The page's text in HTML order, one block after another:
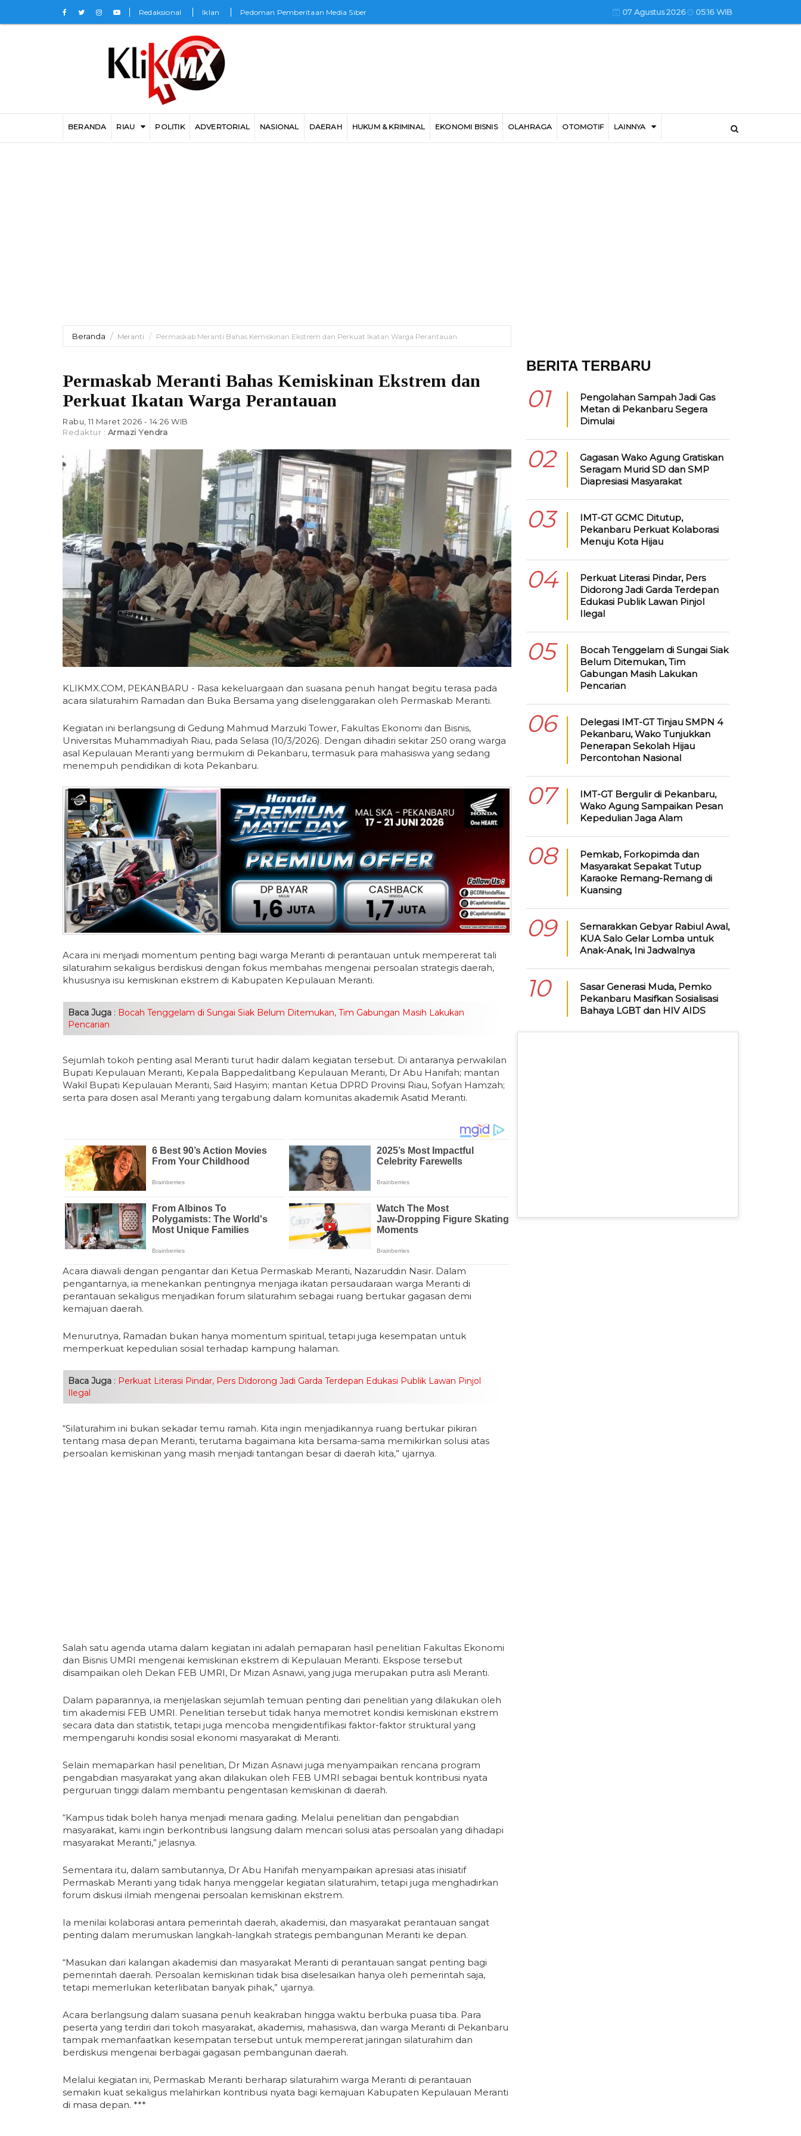
Redaksional Iklan Pedoman Pemberitaan Media Siber 07 Agustus 2026 05:16 WIB
BERANDA RIAU POLITIK ADVERTORIAL NASIONAL DAERAH HUKUM & KRIMINAL EKONOMI BISNIS OLAHRAGA OTOMOTIF LAINNYA
Beranda Meranti Permaskab Meranti Bahas Kemiskinan Ekstrem dan Perkuat Ikatan Warga Perantauan
Permaskab Meranti Bahas Kemiskinan Ekstrem dan
Perkuat Ikatan Warga Perantauan
Rabu, 11 Maret 2026 - 14:26 WIB
Redaktur : Armazi Yendra
KLIKMX.COM, PEKANBARU - Rasa kekeluargaan dan suasana penuh hangat begitu terasa pada
acara silaturahim Ramadan dan Buka Bersama yang diselenggarakan oleh Permaskab Meranti.
Kegiatan ini berlangsung di Gedung Mahmud Marzuki Tower, Fakultas Ekonomi dan Bisnis,
Universitas Muhammadiyah Riau, pada Selasa (10/3/2026). Dengan dihadiri sekitar 250 orang warga
asal Kepulauan Meranti yang bermukim di Pekanbaru, termasuk para mahasiswa yang sedang
menempuh pendidikan di kota Pekanbaru.
Acara ini menjadi momentum penting bagi warga Meranti di perantauan untuk mempererat tali
silaturahim sekaligus berdiskusi dengan fokus membahas mengenai persoalan strategis daerah,
khususnya isu kemiskinan ekstrem di Kabupaten Kepulauan Meranti.
Baca Juga : Bocah Tenggelam di Sungai Siak Belum Ditemukan, Tim Gabungan Masih Lakukan
Pencarian
Sejumlah tokoh penting asal Meranti turut hadir dalam kegiatan tersebut. Di antaranya perwakilan
Bupati Kepulauan Meranti, Kepala Bappedalitbang Kepulauan Meranti, Dr Abu Hanifah; mantan
Wakil Bupati Kepulauan Meranti, Said Hasyim; mantan Ketua DPRD Provinsi Riau, Sofyan Hamzah;
serta para dosen asal Meranti yang tergabung dalam komunitas akademik Asatid Meranti.
Acara diawali dengan pengantar dari Ketua Permaskab Meranti, Nazaruddin Nasir. Dalam
pengantarnya, ia menekankan pentingnya menjaga ikatan persaudaraan warga Meranti di
perantauan sekaligus menjadikan forum silaturahim sebagai ruang bertukar gagasan demi
kemajuan daerah.
Menurutnya, Ramadan bukan hanya momentum spiritual, tetapi juga kesempatan untuk
memperkuat kepedulian sosial terhadap kampung halaman.
Baca Juga : Perkuat Literasi Pindar, Pers Didorong Jadi Garda Terdepan Edukasi Publik Lawan Pinjol
Ilegal
“Silaturahim ini bukan sekadar temu ramah. Kita ingin menjadikannya ruang bertukar pikiran
tentang masa depan Meranti, terutama bagaimana kita bersama-sama memikirkan solusi atas
persoalan kemiskinan yang masih menjadi tantangan besar di daerah kita,” ujarnya.
Salah satu agenda utama dalam kegiatan ini adalah pemaparan hasil penelitian Fakultas Ekonomi
dan Bisnis UMRI mengenai kemiskinan ekstrem di Kepulauan Meranti. Ekspose tersebut
disampaikan oleh Dekan FEB UMRI, Dr Mizan Asnawi, yang juga merupakan putra asli Meranti.
Dalam paparannya, ia menjelaskan sejumlah temuan penting dari penelitian yang dilakukan oleh
tim akademisi FEB UMRI. Penelitian tersebut tidak hanya memotret kondisi kemiskinan ekstrem
secara data dan statistik, tetapi juga mencoba mengidentifikasi faktor-faktor struktural yang
mempengaruhi kondisi sosial ekonomi masyarakat di Meranti.
Selain memaparkan hasil penelitian, Dr Mizan Asnawi juga menyampaikan rencana program
pengabdian masyarakat yang akan dilakukan oleh FEB UMRI sebagai bentuk kontribusi nyata
perguruan tinggi dalam membantu pengentasan kemiskinan di daerah.
“Kampus tidak boleh hanya menjadi menara gading. Melalui penelitian dan pengabdian
masyarakat, kami ingin berkontribusi langsung dalam mencari solusi atas persoalan yang dihadapi
masyarakat Meranti,” jelasnya.
Sementara itu, dalam sambutannya, Dr Abu Hanifah menyampaikan apresiasi atas inisiatif
Permaskab Meranti yang tidak hanya menggelar kegiatan silaturahim, tetapi juga menghadirkan
forum diskusi ilmiah mengenai persoalan kemiskinan ekstrem.
Ia menilai kolaborasi antara pemerintah daerah, akademisi, dan masyarakat perantauan sangat
penting dalam merumuskan langkah-langkah strategis pembangunan Meranti ke depan.
“Masukan dari kalangan akademisi dan masyarakat Meranti di perantauan sangat penting bagi
pemerintah daerah. Persoalan kemiskinan tidak bisa diselesaikan hanya oleh pemerintah saja,
tetapi memerlukan keterlibatan banyak pihak,” ujarnya.
Acara berlangsung dalam suasana penuh keakraban hingga waktu berbuka puasa tiba. Para
peserta yang terdiri dari tokoh masyarakat, akademisi, mahasiswa, dan warga Meranti di Pekanbaru
tampak memanfaatkan kesempatan tersebut untuk mempererat jaringan silaturahim dan
berdiskusi mengenai berbagai gagasan pembangunan daerah.
Melalui kegiatan ini, Permaskab Meranti berharap silaturahim warga Meranti di perantauan
semakin kuat sekaligus melahirkan kontribusi nyata bagi kemajuan Kabupaten Kepulauan Meranti
di masa depan. ***
BERITA TERBARU
01
Pengolahan Sampah Jadi Gas
Metan di Pekanbaru Segera
Dimulai
02
Gagasan Wako Agung Gratiskan
Seragam Murid SD dan SMP
Diapresiasi Masyarakat
03
IMT-GT GCMC Ditutup,
Pekanbaru Perkuat Kolaborasi
Menuju Kota Hijau
04
Perkuat Literasi Pindar, Pers
Didorong Jadi Garda Terdepan
Edukasi Publik Lawan Pinjol
Ilegal
05
Bocah Tenggelam di Sungai Siak
Belum Ditemukan, Tim
Gabungan Masih Lakukan
Pencarian
06
Delegasi IMT-GT Tinjau SMPN 4
Pekanbaru, Wako Tunjukkan
Penerapan Sekolah Hijau
Percontohan Nasional
07
IMT-GT Bergulir di Pekanbaru,
Wako Agung Sampaikan Pesan
Kepedulian Jaga Alam
08
Pemkab, Forkopimda dan
Masyarakat Sepakat Tutup
Karaoke Remang-Remang di
Kuansing
09
Semarakkan Gebyar Rabiul Awal,
KUA Salo Gelar Lomba untuk
Anak-Anak, Ini Jadwalnya
10
Sasar Generasi Muda, Pemko
Pekanbaru Masifkan Sosialisasi
Bahaya LGBT dan HIV AIDS